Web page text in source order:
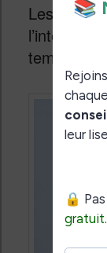
Les
l’intensité